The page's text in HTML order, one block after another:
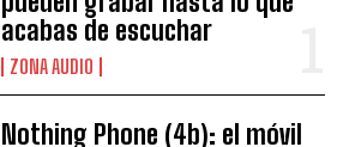
acabas de escuchar
ZONA AUDIO
Nothing Phone (4b): el móvil